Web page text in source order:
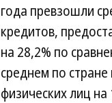
года превзошли
кредитов,
на 28,2% по
среднем по
физических лиц